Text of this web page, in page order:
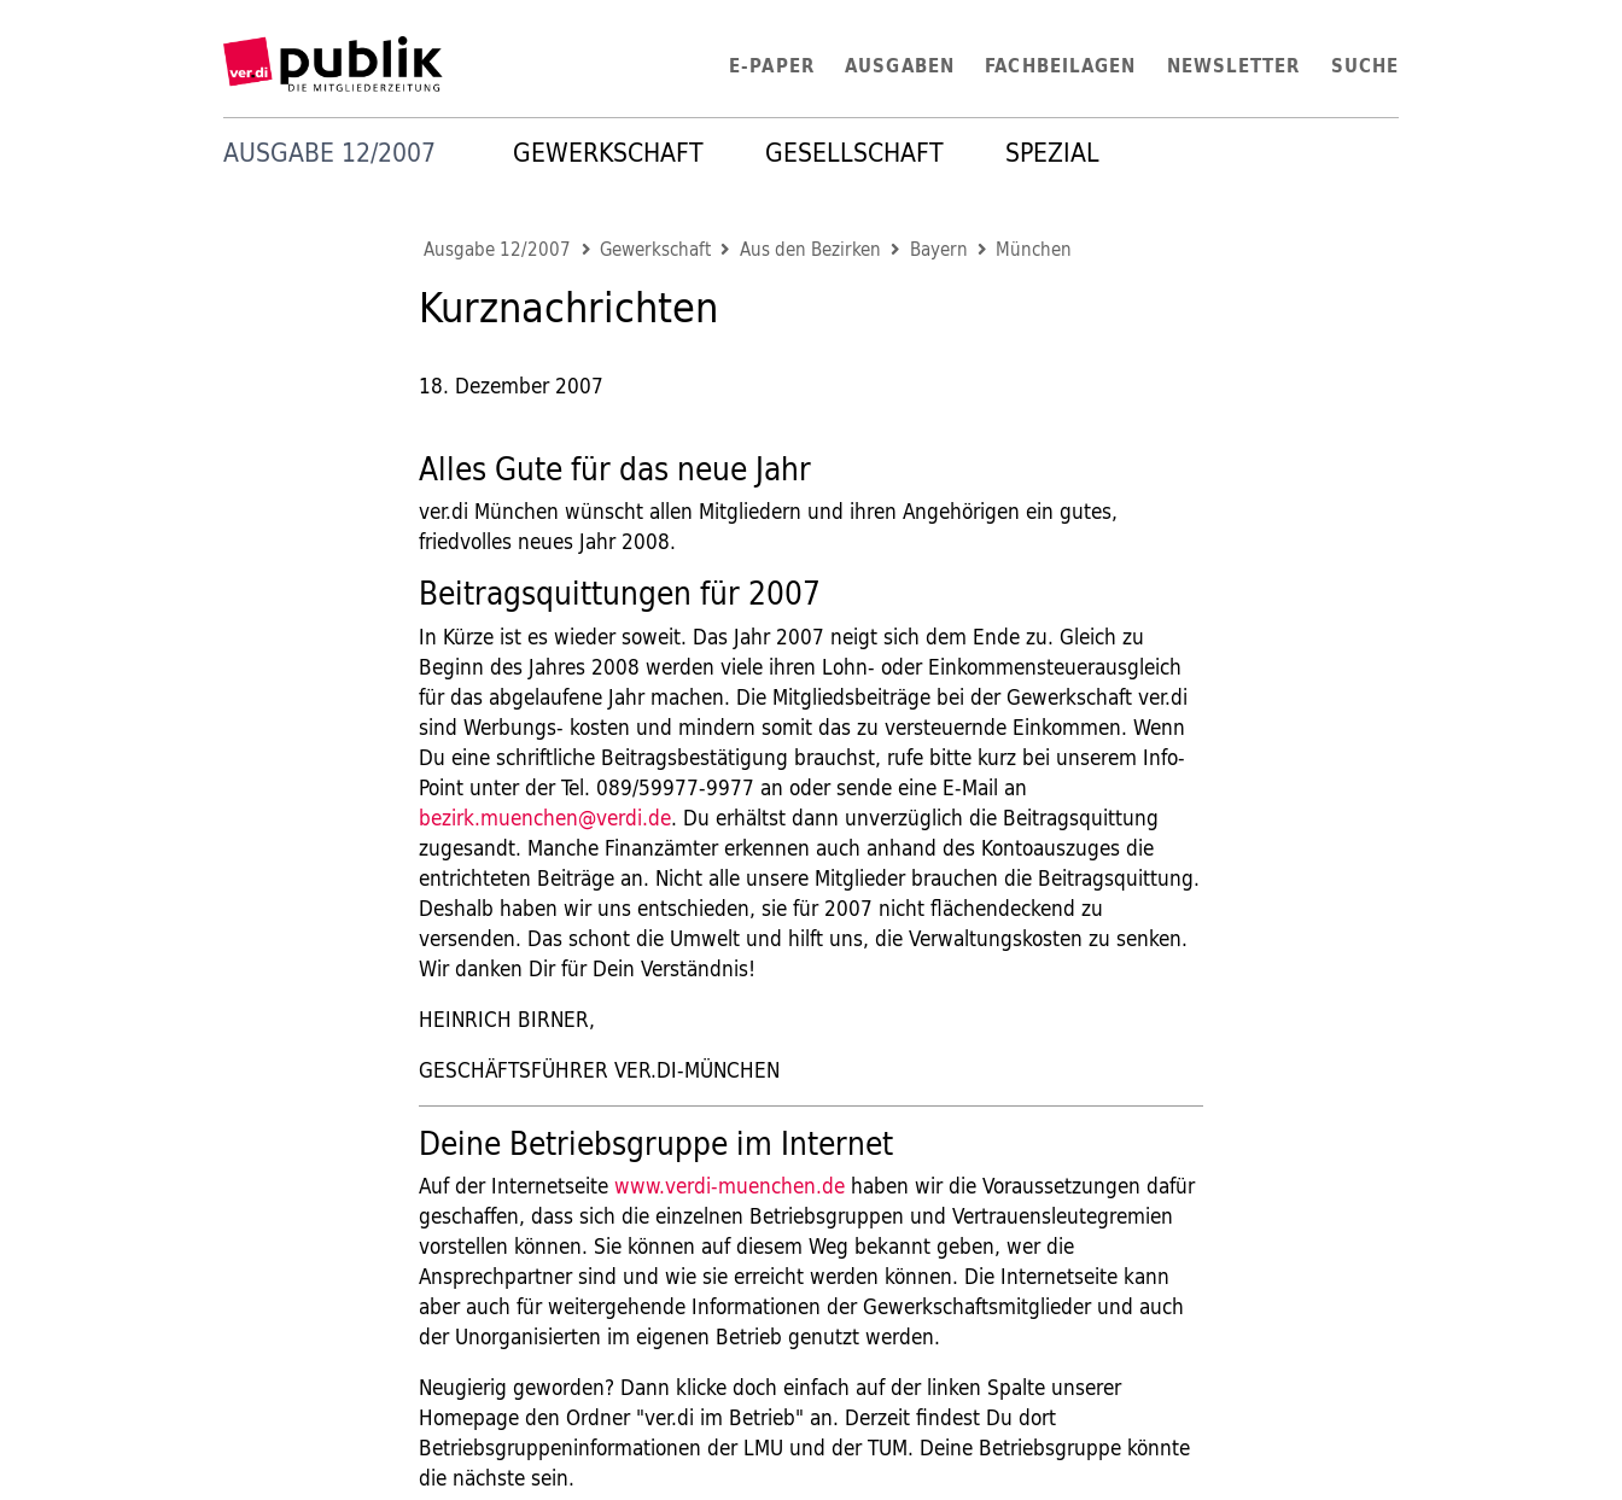
E-PAPER AUSGABEN FACHBEILAGEN NEWSLETTER SUCHE
AUSGABE 12/2007 GEWERKSCHAFT GESELLSCHAFT SPEZIAL
Ausgabe 12/2007 Gewerkschaft Aus den Bezirken Bayern München
Kurznachrichten
18. Dezember 2007
Alles Gute für das neue Jahr
ver.di München wünscht allen Mitgliedern und ihren Angehörigen ein gutes,
friedvolles neues Jahr 2008.
Beitragsquittungen für 2007
In Kürze ist es wieder soweit. Das Jahr 2007 neigt sich dem Ende zu. Gleich zu
Beginn des Jahres 2008 werden viele ihren Lohn- oder Einkommensteuerausgleich
für das abgelaufene Jahr machen. Die Mitgliedsbeiträge bei der Gewerkschaft ver.di
sind Werbungs- kosten und mindern somit das zu versteuernde Einkommen. Wenn
Du eine schriftliche Beitragsbestätigung brauchst, rufe bitte kurz bei unserem Info-
Point unter der Tel. 089/59977-9977 an oder sende eine E-Mail an
bezirk.muenchen@verdi.de. Du erhältst dann unverzüglich die Beitragsquittung
zugesandt. Manche Finanzämter erkennen auch anhand des Kontoauszuges die
entrichteten Beiträge an. Nicht alle unsere Mitglieder brauchen die Beitragsquittung.
Deshalb haben wir uns entschieden, sie für 2007 nicht flächendeckend zu
versenden. Das schont die Umwelt und hilft uns, die Verwaltungskosten zu senken.
Wir danken Dir für Dein Verständnis!
HEINRICH BIRNER,
GESCHÄFTSFÜHRER VER.DI-MÜNCHEN
Deine Betriebsgruppe im Internet
Auf der Internetseitewww.verdi-muenchen.de haben wir die Voraussetzungen dafür
geschaffen, dass sich die einzelnen Betriebsgruppen und Vertrauensleutegremien
vorstellen können. Sie können auf diesem Weg bekannt geben, wer die
Ansprechpartner sind und wie sie erreicht werden können. Die Internetseite kann
aber auch für weitergehende Informationen der Gewerkschaftsmitglieder und auch
der Unorganisierten im eigenen Betrieb genutzt werden.
Neugierig geworden? Dann klicke doch einfach auf der linken Spalte unserer
Homepage den Ordner "ver.di im Betrieb" an. Derzeit findest Du dort
Betriebsgruppeninformationen der LMU und der TUM. Deine Betriebsgruppe könnte
die nächste sein.